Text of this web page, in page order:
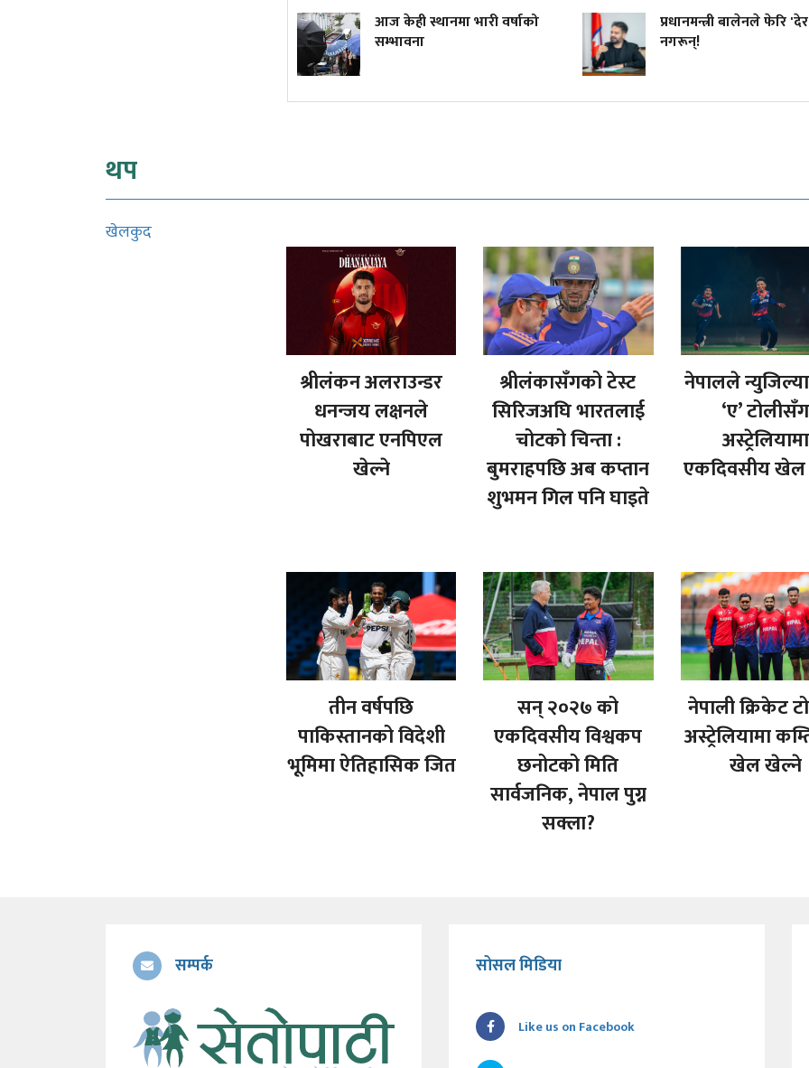
आज केही स्थानमा भारी वर्षाको
सम्भावना
प्रधानमन्त्री बालेनले फेरि 'देर'
नगरून्!
थप
खेलकुद
श्रीलंकन अलराउन्डर
धनन्जय लक्षनले
पोखराबाट एनपिएल
खेल्ने
श्रीलंकासँगको टेस्ट
सिरिजअघि भारतलाई
चोटको चिन्ता :
बुमराहपछि अब कप्तान
शुभमन गिल पनि घाइते
नेपालले
‘ए’ टोलीसँग
अस्ट्रेलियामा
एकदिवसीय
तीन वर्षपछि
पाकिस्तानको विदेशी
भूमिमा ऐतिहासिक जित
सन् २०२७ को
एकदिवसीय विश्वकप
छनोटको मिति
सार्वजनिक, नेपाल पुग्न
सक्ला?
नेपाली क्रिकेट
अस्ट्रेलियामा
खेल खेल्ने
सम्पर्क सोसल मिडिया
Like us on Facebook